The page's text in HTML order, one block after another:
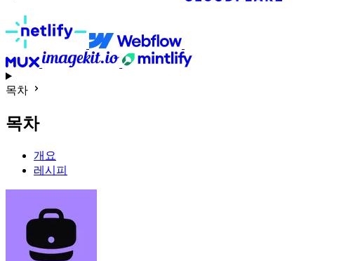
목차
목차
개요
레시피